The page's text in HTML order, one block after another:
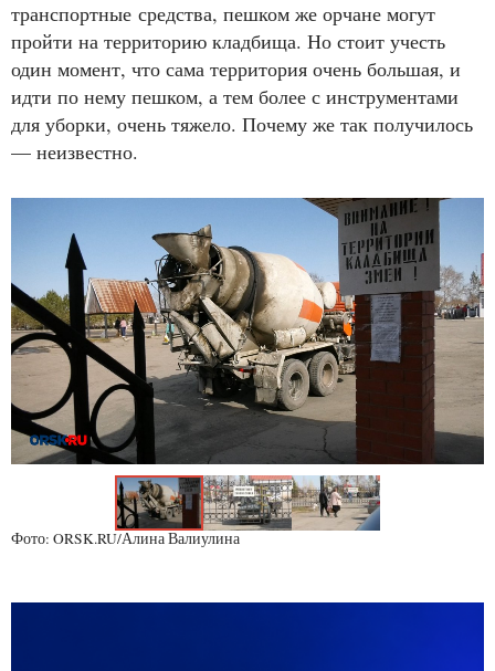
транспортные средства, пешком же орчане могут
пройти на территорию кладбища. Но стоит учесть
один момент, что сама территория очень большая, и
идти по нему пешком, а тем более с инструментами
для уборки, очень тяжело. Почему же так получилось
— неизвестно.
Фото: ORSK.RU/Алина Валиулина